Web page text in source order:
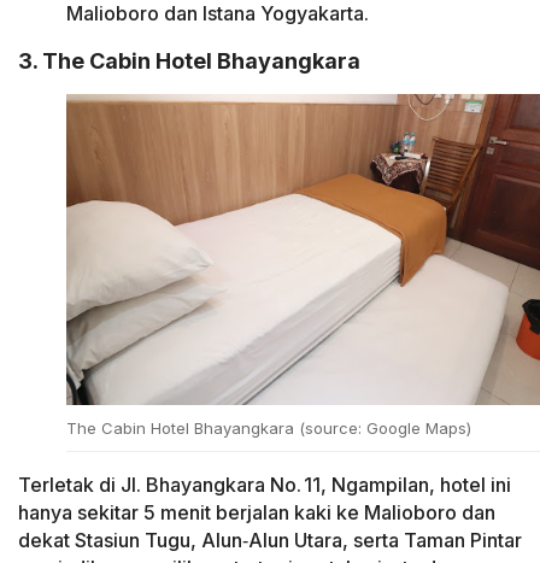
Malioboro dan Istana Yogyakarta.
3. The Cabin Hotel Bhayangkara
The Cabin Hotel Bhayangkara (source: Google Maps)
Terletak di Jl. Bhayangkara No. 11, Ngampilan, hotel ini
hanya sekitar 5 menit berjalan kaki ke Malioboro dan
dekat Stasiun Tugu, Alun‑Alun Utara, serta Taman Pintar